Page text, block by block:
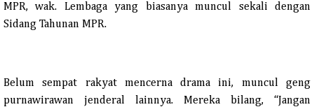
MPR, wak. Lembaga yang biasanya muncul sekali dengan
Sidang Tahunan MPR.
Belum sempat rakyat mencerna drama ini, muncul geng
purnawirawan jenderal lainnya. Mereka bilang, “Jangan